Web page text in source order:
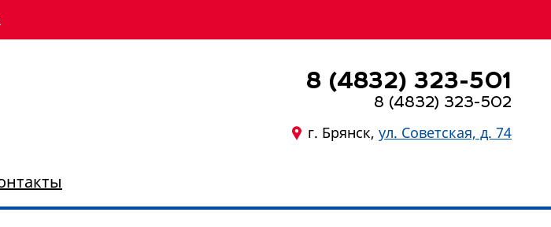
8 (4832) 323-501
8 (4832) 323-502
г. Брянск, ул. Советская, д. 74